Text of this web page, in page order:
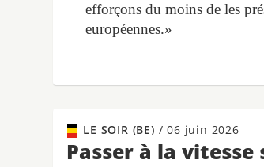
efforçons du moins de les
européennes.»
LE SOIR (BE) / 06 juin 2026
Passer à la